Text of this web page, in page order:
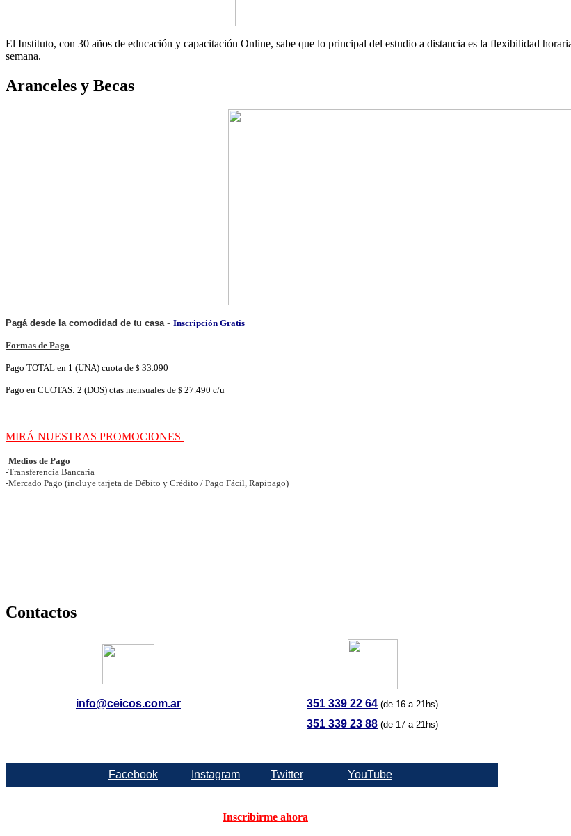
El Instituto, con 30 años de educación y capacitación Online, sabe que lo principal del estudio a distancia es la flexibilidad
semana.
Aranceles y Becas
Pagá desde la comodidad de tu casa - Inscripción Gratis
Formas de Pago
Pago TOTAL en 1 (UNA) cuota de $ 33.090
Pago en CUOTAS: 2 (DOS) ctas mensuales de $ 27.490 c/u
MIRÁ NUESTRAS PROMOCIONES
Medios de Pago
-Transferencia Bancaria
-Mercado Pago (incluye tarjeta de Débito y Crédito / Pago Fácil, Rapipago)
Contactos
info@ceicos.com.ar 351 339 22 64 (de 16 a 21hs)
351 339 23 88 (de 17 a 21hs)
Facebook Instagram Twitter YouTube
Inscribirme ahora